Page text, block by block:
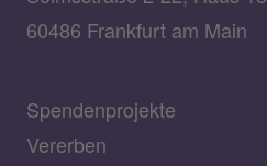
60486 Frankfurt am Main
Spendenprojekte
Vererben